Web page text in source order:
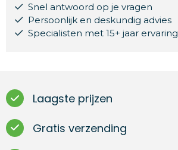
Snel antwoord op je vragen
Persoonlijk en deskundig advies
Specialisten met 15+ jaar ervaring
Laagste prijzen
Gratis verzending